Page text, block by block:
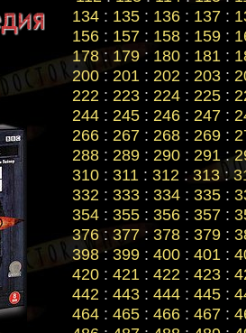
134: 135: 136: 137:
156: 157: 158: 159:
178: 179: 180: 181 :
200 : 201 : 202 : 203 :
222 : 223: 224: 225:
244: 245: 246: 247:
266: 267: 268: 269:
288: 289: 290: 291 :
310 : 311 : 312 : 313 :
332 : 333: 334: 335:
354: 355: 356: 357:
376: 377: 378: 379:
398 : 399 : 400 : 401 :
420: 421 : 422 : 423:
442 : 443: 444: 445:
464: 465: 466: 467: